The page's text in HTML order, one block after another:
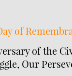
of
of the
Our